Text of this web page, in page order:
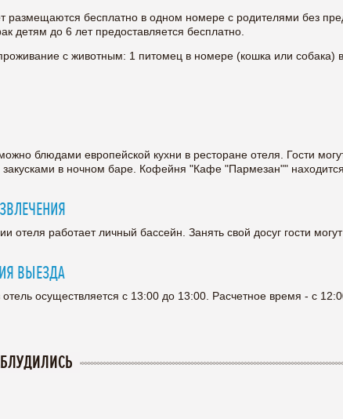
размещаются бесплатно в одном номере с родителями без
детям до 6 лет предоставляется бесплатно.
с животным: 1 питомец в номере (кошка или собака)
блюдами европейской кухни в ресторане отеля. Гости
закусками в ночном баре. Кофейня "Кафе "Пармезан""
отеля работает личный бассейн. Занять свой досуг гости
ВЫЕЗДА
осуществляется с 13:00 до 13:00. Расчетное время - с